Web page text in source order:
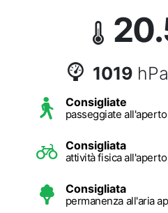
1019 hPa
Consigliate
passeggiate all'aperto
Consigliata
attività fisica all'aperto
Consigliata
permanenza all'aria